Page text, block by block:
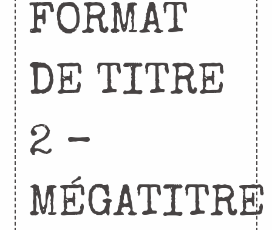
FORMAT
DE TITRE
2 –
MÉGATITRE